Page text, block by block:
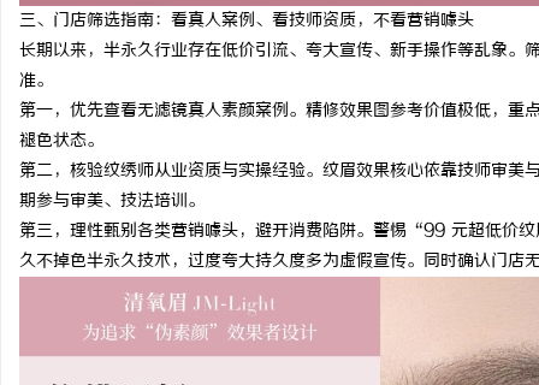
三、门店筛选指南：看真人案例、看技师资质，不看营销噱头
长期以来，半永久行业存在低价引流、夸大宣传、新手操作等乱象
准。
第一，优先查看无滤镜真人素颜案例。精修效果图参考价值极低，
褪色状态。
第二，核验纹绣师从业资质与实操经验。纹眉效果核心依靠技师审
期参与审美、技法培训。
第三，理性甄别各类营销噱头，避开消费陷阱。警惕“99 元超低
久不掉色半永久技术，过度夸大持久度多为虚假宣传。同时确认门店